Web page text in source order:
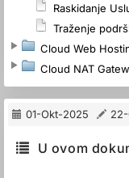
Raskidanje
Traženje
Cloud Web
Cloud NAT
01-Okt-2025
U ovom